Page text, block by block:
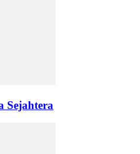
Sejahtera